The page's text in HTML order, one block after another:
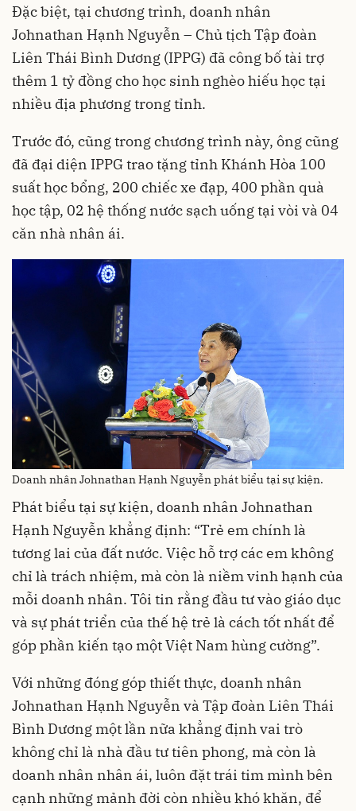
Đặc biệt, tại chương trình, doanh nhân
Johnathan Hạnh Nguyễn – Chủ tịch Tập đoàn
Liên Thái Bình Dương (IPPG) đã công bố tài trợ
thêm 1 tỷ đồng cho học sinh nghèo hiếu học tại
nhiều địa phương trong tỉnh.
Trước đó, cũng trong chương trình này, ông cũng
đã đại diện IPPG trao tặng tỉnh Khánh Hòa 100
suất học bổng, 200 chiếc xe đạp, 400 phần quà
học tập, 02 hệ thống nước sạch uống tại vòi và 04
căn nhà nhân ái.
Doanh nhân Johnathan Hạnh Nguyễn phát biểu tại sự kiện.
Phát biểu tại sự kiện, doanh nhân Johnathan
Hạnh Nguyễn khẳng định: “Trẻ em chính là
tương lai của đất nước. Việc hỗ trợ các em không
chỉ là trách nhiệm, mà còn là niềm vinh hạnh của
mỗi doanh nhân. Tôi tin rằng đầu tư vào giáo dục
và sự phát triển của thế hệ trẻ là cách tốt nhất để
góp phần kiến tạo một Việt Nam hùng cường”.
Với những đóng góp thiết thực, doanh nhân
Johnathan Hạnh Nguyễn và Tập đoàn Liên Thái
Bình Dương một lần nữa khẳng định vai trò
không chỉ là nhà đầu tư tiên phong, mà còn là
doanh nhân nhân ái, luôn đặt trái tim mình bên
cạnh những mảnh đời còn nhiều khó khăn, để